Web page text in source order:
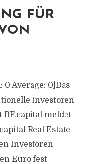
FÜR
0 Average: 0]Das
Investoren
BF.capital meldet
Real Estate
Investoren
Euro fest